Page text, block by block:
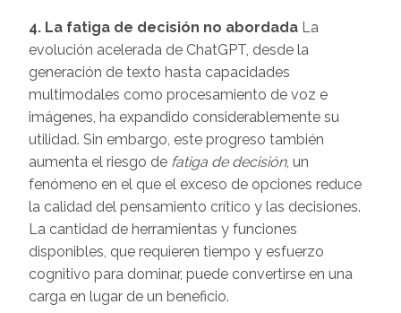
4. La fatiga de decisión no abordada La
evolución acelerada de ChatGPT, desde la
generación de texto hasta capacidades
multimodales como procesamiento de voz e
imágenes, ha expandido considerablemente su
utilidad. Sin embargo, este progreso también
aumenta el riesgo de fatiga de decisión, un
fenómeno en el que el exceso de opciones reduce
la calidad del pensamiento crítico y las decisiones.
La cantidad de herramientas y funciones
disponibles, que requieren tiempo y esfuerzo
cognitivo para dominar, puede convertirse en una
carga en lugar de un beneficio.